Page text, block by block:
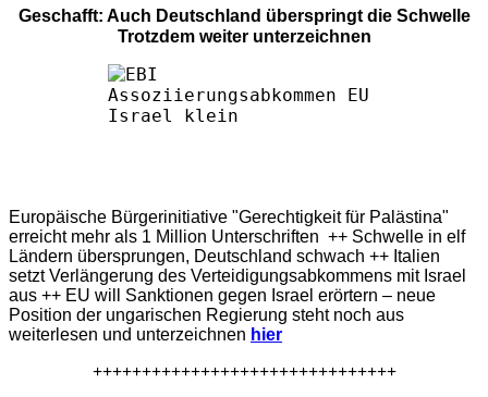
Geschafft: Auch Deutschland überspringt die Schwelle
Trotzdem weiter unterzeichnen
Europäische Bürgerinitiative "Gerechtigkeit für Palästina"
erreicht mehr als 1 Million Unterschriften ++ Schwelle in elf
Ländern übersprungen, Deutschland schwach ++ Italien
setzt Verlängerung des Verteidigungsabkommens mit Israel
aus ++ EU will Sanktionen gegen Israel erörtern – neue
Position der ungarischen Regierung steht noch aus
weiterlesen und unterzeichnen hier
+++++++++++++++++++++++++++++++